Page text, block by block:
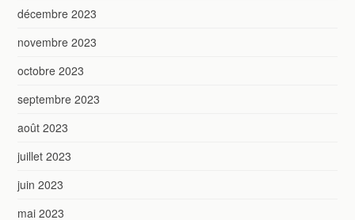
décembre 2023
novembre 2023
octobre 2023
septembre 2023
août 2023
juillet 2023
juin 2023
mai 2023